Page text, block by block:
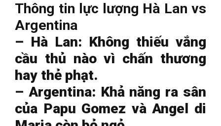
Thông tin lực lượng Hà Lan vs
Argentina
– Hà Lan: Không thiếu vắng
cầu thủ nào vì chấn thương
hay thẻ phạt.
– Argentina: Khả năng ra sân
của Papu Gomez và Angel di